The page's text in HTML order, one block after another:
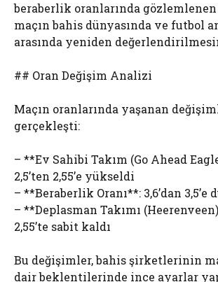
beraberlik oranlarında gözlemlenen
maçın bahis dünyasında ve futbol
arasında yeniden
## Oran Değişim Analizi
Maçın oranlarında yaşanan
gerçekleşti:
– **Ev Sahibi Takım (Go Ahead
2,5’ten 2,55’e yükseldi
– **Beraberlik Oranı**: 3,6’dan 3,5’e
– **Deplasman Takımı
2,55’te sabit kaldı
Bu değişimler, bahis şirketlerinin
dair beklentilerinde ince ayarlar